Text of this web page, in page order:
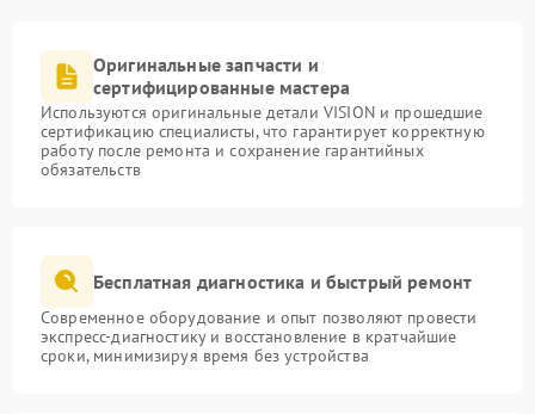
Оригинальные запчасти и
сертифицированные мастера
Используются оригинальные детали VISION и прошедшие
сертификацию специалисты, что гарантирует корректную
работу после ремонта и сохранение гарантийных
обязательств
Бесплатная диагностика и быстрый ремонт
Современное оборудование и опыт позволяют провести
экспресс-диагностику и восстановление в кратчайшие
сроки, минимизируя время без устройства